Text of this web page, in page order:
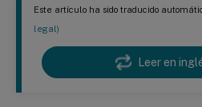
Este artículo ha sido traducido
legal)
Leer en